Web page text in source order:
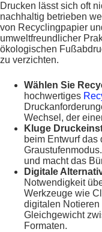
Drucken lässt sich oft
nachhaltig betrieben
von Recyclingpapier
umweltfreundlicher
ökologischen
zu verzichten.
Wählen Sie
hochwertiges
Wechsel, der
Kluge
beim Entwurf
und macht das
Digitale
Notwendigkeit
Werkzeuge wie
digitalen Notieren
Gleichgewicht
Formaten.